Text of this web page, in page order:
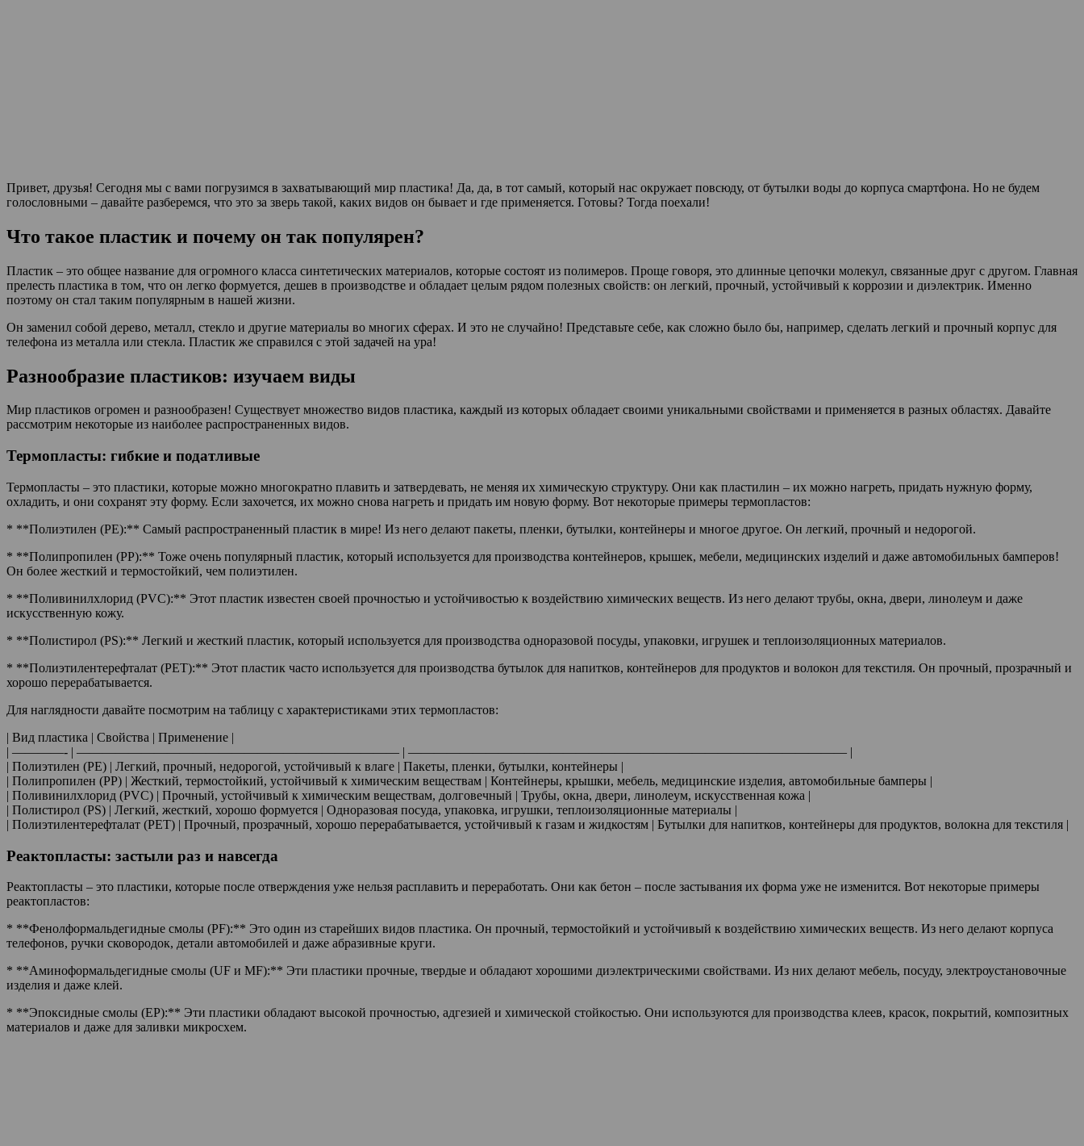
Привет, друзья! Сегодня мы с вами погрузимся в захватывающий мир пластика! Да, да, в тот самый, который нас окружает повсюду, от бутылки воды до корпуса смартфона. Но не будем
голословными – давайте разберемся, что это за зверь такой, каких видов он бывает и где применяется. Готовы? Тогда поехали!
Что такое пластик и почему он так популярен?
Пластик – это общее название для огромного класса синтетических материалов, которые состоят из полимеров. Проще говоря, это длинные цепочки молекул, связанные друг с другом. Главная
прелесть пластика в том, что он легко формуется, дешев в производстве и обладает целым рядом полезных свойств: он легкий, прочный, устойчивый к коррозии и диэлектрик. Именно
поэтому он стал таким популярным в нашей жизни.
Он заменил собой дерево, металл, стекло и другие материалы во многих сферах. И это не случайно! Представьте себе, как сложно было бы, например, сделать легкий и прочный корпус для
телефона из металла или стекла. Пластик же справился с этой задачей на ура!
Разнообразие пластиков: изучаем виды
Мир пластиков огромен и разнообразен! Существует множество видов пластика, каждый из которых обладает своими уникальными свойствами и применяется в разных областях. Давайте
рассмотрим некоторые из наиболее распространенных видов.
Термопласты: гибкие и податливые
Термопласты – это пластики, которые можно многократно плавить и затвердевать, не меняя их химическую структуру. Они как пластилин – их можно нагреть, придать нужную форму,
охладить, и они сохранят эту форму. Если захочется, их можно снова нагреть и придать им новую форму. Вот некоторые примеры термопластов:
* **Полиэтилен (PE):** Самый распространенный пластик в мире! Из него делают пакеты, пленки, бутылки, контейнеры и многое другое. Он легкий, прочный и недорогой.
* **Полипропилен (PP):** Тоже очень популярный пластик, который используется для производства контейнеров, крышек, мебели, медицинских изделий и даже автомобильных бамперов!
Он более жесткий и термостойкий, чем полиэтилен.
* **Поливинилхлорид (PVC):** Этот пластик известен своей прочностью и устойчивостью к воздействию химических веществ. Из него делают трубы, окна, двери, линолеум и даже
искусственную кожу.
* **Полистирол (PS):** Легкий и жесткий пластик, который используется для производства одноразовой посуды, упаковки, игрушек и теплоизоляционных материалов.
* **Полиэтилентерефталат (PET):** Этот пластик часто используется для производства бутылок для напитков, контейнеров для продуктов и волокон для текстиля. Он прочный, прозрачный и
хорошо перерабатывается.
Для наглядности давайте посмотрим на таблицу с характеристиками этих термопластов:
| Вид пластика | Свойства | Применение |
| ————- | ————————————————————————— | —————————————————————————————————— |
| Полиэтилен (PE) | Легкий, прочный, недорогой, устойчивый к влаге | Пакеты, пленки, бутылки, контейнеры |
| Полипропилен (PP) | Жесткий, термостойкий, устойчивый к химическим веществам | Контейнеры, крышки, мебель, медицинские изделия, автомобильные бамперы |
| Поливинилхлорид (PVC) | Прочный, устойчивый к химическим веществам, долговечный | Трубы, окна, двери, линолеум, искусственная кожа |
| Полистирол (PS) | Легкий, жесткий, хорошо формуется | Одноразовая посуда, упаковка, игрушки, теплоизоляционные материалы |
| Полиэтилентерефталат (PET) | Прочный, прозрачный, хорошо перерабатывается, устойчивый к газам и жидкостям | Бутылки для напитков, контейнеры для продуктов, волокна для текстиля |
Реактопласты: застыли раз и навсегда
Реактопласты – это пластики, которые после отверждения уже нельзя расплавить и переработать. Они как бетон – после застывания их форма уже не изменится. Вот некоторые примеры
реактопластов:
* **Фенолформальдегидные смолы (PF):** Это один из старейших видов пластика. Он прочный, термостойкий и устойчивый к воздействию химических веществ. Из него делают корпуса
телефонов, ручки сковородок, детали автомобилей и даже абразивные круги.
* **Аминоформальдегидные смолы (UF и MF):** Эти пластики прочные, твердые и обладают хорошими диэлектрическими свойствами. Из них делают мебель, посуду, электроустановочные
изделия и даже клей.
* **Эпоксидные смолы (EP):** Эти пластики обладают высокой прочностью, адгезией и химической стойкостью. Они используются для производства клеев, красок, покрытий, композитных
материалов и даже для заливки микросхем.